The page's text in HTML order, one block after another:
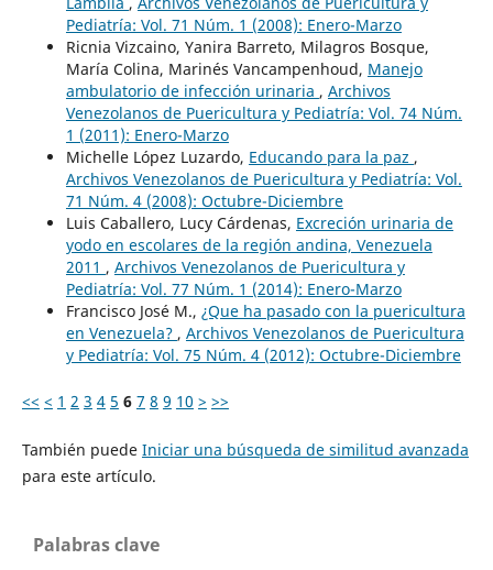
Pediatría: Vol. 71 Núm. 1 (2008): Enero-Marzo
Ricnia Vizcaino, Yanira Barreto, Milagros Bosque,
María Colina, Marinés Vancampenhoud, Manejo
ambulatorio de infección urinaria , Archivos
Venezolanos de Puericultura y Pediatría: Vol. 74 Núm.
1 (2011): Enero-Marzo
Michelle López Luzardo, Educando para la paz ,
Archivos Venezolanos de Puericultura y Pediatría: Vol.
71 Núm. 4 (2008): Octubre-Diciembre
Luis Caballero, Lucy Cárdenas, Excreción urinaria de
yodo en escolares de la región andina, Venezuela
2011 , Archivos Venezolanos de Puericultura y
Pediatría: Vol. 77 Núm. 1 (2014): Enero-Marzo
Francisco José M., ¿Que ha pasado con la puericultura
en Venezuela? , Archivos Venezolanos de Puericultura
y Pediatría: Vol. 75 Núm. 4 (2012): Octubre-Diciembre
<< < 1 2 3 4 5 6 7 8 9 10 > >>
También puede Iniciar una búsqueda de similitud avanzada
para este artículo.
Palabras clave